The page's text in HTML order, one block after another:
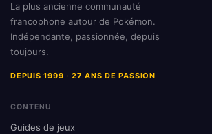
La plus ancienne communauté
francophone autour de Pokémon.
Indépendante, passionnée, depuis
toujours.
DEPUIS 1999 · 27 ANS DE PASSION
CONTENU
Guides de jeux